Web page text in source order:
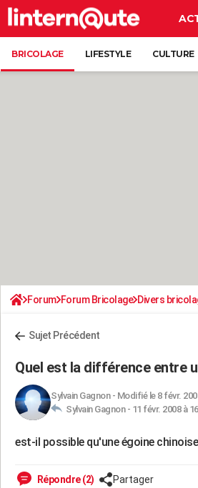
BRICOLAGE LIFESTYLE CULTURE
Forum Forum Bricolage Divers
Sujet Précédent
Quel est la différence entre
Sylvain Gagnon- Modifié le 8 févr.
Sylvain Gagnon - 11 févr. 2008 à
est-il possible qu'une égoine
Répondre (2) Partager